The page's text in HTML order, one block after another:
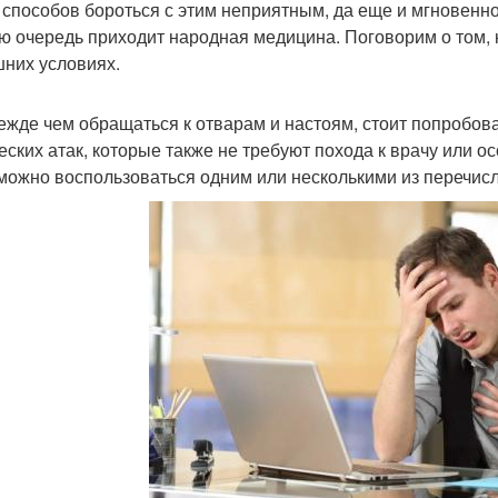
бороться с этим неприятным, да еще и
очередь приходит народная медицина. Поговорим о том,
условиях.
чем обращаться к отварам и настоям, стоит
атак, которые также не требуют похода к врачу или
воспользоваться одним или несколькими из